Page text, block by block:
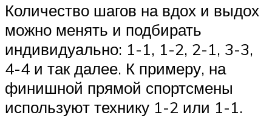
Количество шагов на вдох и выдох
можно менять и подбирать
индивидуально: 1-1, 1-2, 2-1, 3-3,
4-4 и так далее. К примеру, на
финишной прямой спортсмены
используют технику 1-2 или 1-1.